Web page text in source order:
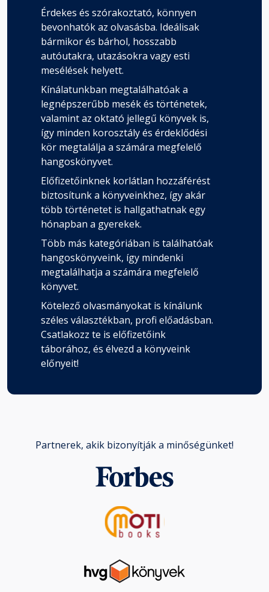
Érdekes és szórakoztató, könnyen
bevonhatók az olvasásba. Ideálisak
bármikor és bárhol, hosszabb
autóutakra, utazásokra vagy esti
mesélések helyett.
Kínálatunkban megtalálhatóak a
legnépszerűbb mesék és történetek,
valamint az oktató jellegű könyvek is,
így minden korosztály és érdeklődési
kör megtalálja a számára megfelelő
hangoskönyvet.
Előfizetőinknek korlátlan hozzáférést
biztosítunk a könyveinkhez, így akár
több történetet is hallgathatnak egy
hónapban a gyerekek.
Több más kategóriában is találhatóak
hangoskönyveink, így mindenki
megtalálhatja a számára megfelelő
könyvet.
Kötelező olvasmányokat is kínálunk
széles választékban, profi előadásban.
Csatlakozz te is előfizetőink
táborához, és élvezd a könyveink
előnyeit!
Partnerek, akik bizonyítják a minőségünket!